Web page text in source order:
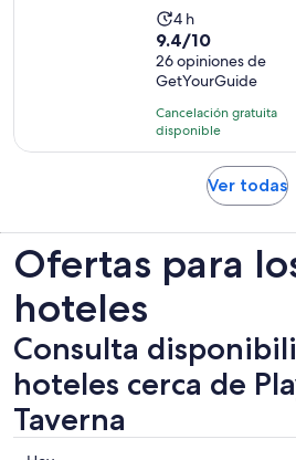
La
actividad
dura
4
horas
4 h
9.4
de
10
con
26
opiniones
9.4/10
26 opiniones de
GetYourGuide
Cancelación gratuita
disponible
Ver todasSe
Ofertas para
hoteles
Consulta
hoteles cerca de
Taverna